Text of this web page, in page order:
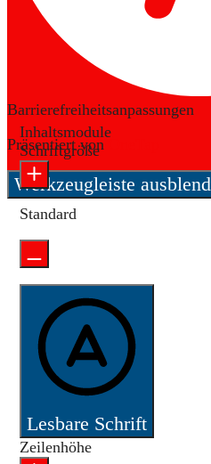
Barrierefreiheitsanpassungen
Präsentiert von
Werkzeugleiste
Inhaltsmodule
Schriftgröße
Standard
Lesbare Schrift
Zeilenhöhe